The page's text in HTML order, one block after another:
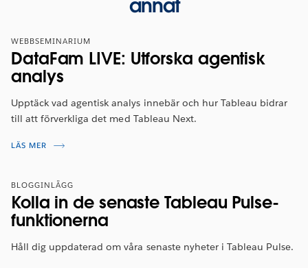
annat
WEBBSEMINARIUM
DataFam LIVE: Utforska agentisk
analys
Upptäck vad agentisk analys innebär och hur Tableau bidrar
till att förverkliga det med Tableau Next.
LÄS MER
BLOGGINLÄGG
Kolla in de senaste Tableau Pulse-
funktionerna
Håll dig uppdaterad om våra senaste nyheter i Tableau Pulse.